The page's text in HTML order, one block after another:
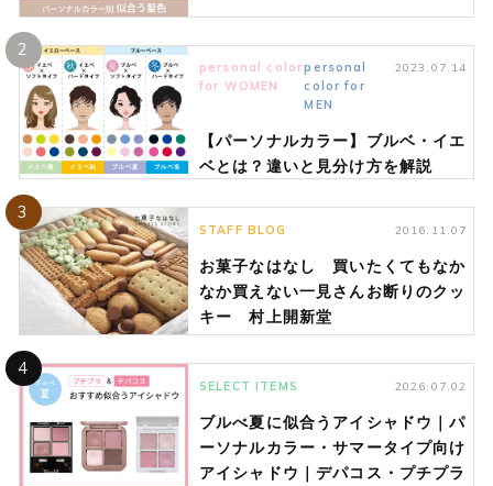
2
personal color
for WOMEN
personal
color for
MEN
2023.07.14
【パーソナルカラー】ブルベ・イエ
ベとは？違いと見分け方を解説
3
STAFF BLOG 2016.11.07
お菓子なはなし 買いたくてもなか
なか買えない一見さんお断りのクッ
キー 村上開新堂
4
SELECT ITEMS 2026.07.02
ブルべ夏に似合うアイシャドウ｜パ
ーソナルカラー・サマータイプ向け
アイシャドウ｜デパコス・プチプラ